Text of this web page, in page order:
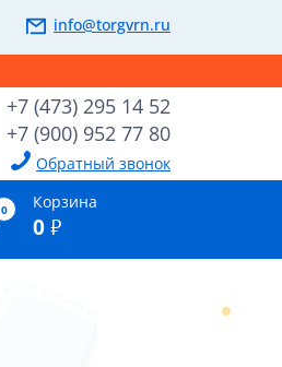
info@torgvrn.ru
+7 (473) 295 14 52
+7 (900) 952 77 80
Обратный звонок
0 Корзина
0 ₽